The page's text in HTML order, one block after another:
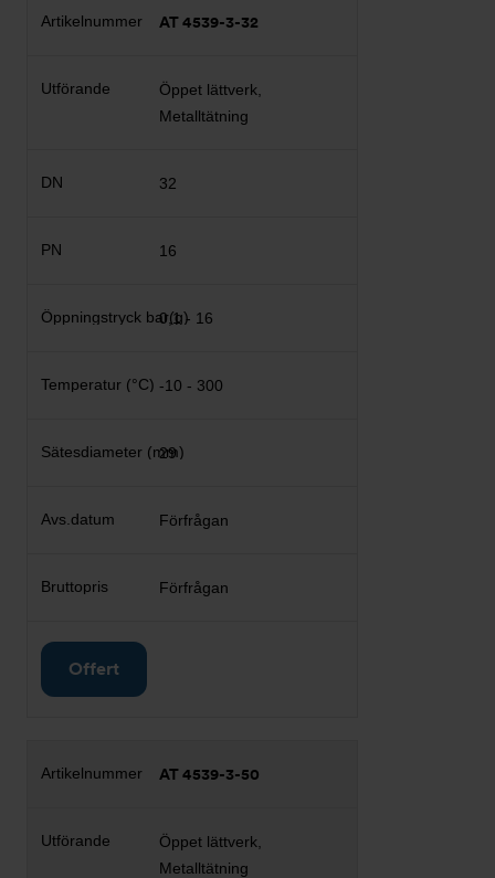
AT 4539-3-32
Öppet lättverk,
Metalltätning
32
16
0,1 - 16
-10 - 300
29
Förfrågan
Förfrågan
Offert
AT 4539-3-50
Öppet lättverk,
Metalltätning